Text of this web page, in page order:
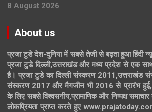
8 August 2026
About us
प्रजा टुडे देश-दुनिया में सबसे तेजी से बढ़ता हुआ हिंदी
प्रजा टुडे दिल्ली,उत्तराखंड और मध्य प्रदेश से एक
है। प्रजा टुडे का दिल्ली संस्करण 2011,उत्तराखंड
संस्करण 2017 और मैगजीन भी 2016 से प्रारंभ हुई,
के लिए सबसे विश्वसनीय,प्रामाणिक और निष्पक्ष
लोकप्रियता प्राप्त करते हुए